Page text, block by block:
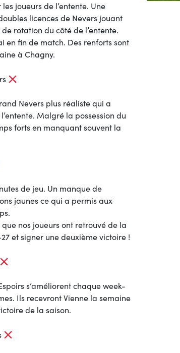
joueurs de l’entente. Une
licences de Nevers jouant
rotation du côté de l’entente.
en fin de match. Des renforts sont
à Chagny.
Nevers plus réaliste qui a
Malgré la possession du
forts en manquant souvent la
de jeu. Un manque de
jaunes ce qui a permis aux
nos joueurs ont retrouvé de la
et signer une deuxième victoire !
s’améliorent chaque week-
Ils recevront Vienne la semaine
de la saison.